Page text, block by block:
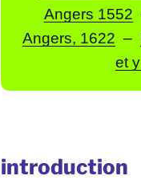
Angers 1552
Angers, 1622 –
et
introduction